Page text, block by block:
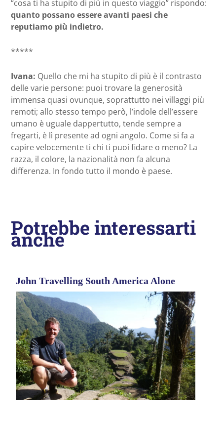
“cosa ti ha stupito di più in questo viaggio” rispondo:
quanto possano essere avanti paesi che
reputiamo più indietro.
*****
Ivana: Quello che mi ha stupito di più è il contrasto
delle varie persone: puoi trovare la generosità
immensa quasi ovunque, soprattutto nei villaggi più
remoti; allo stesso tempo però, l’indole dell’essere
umano è uguale dappertutto, tende sempre a
fregarti, è lì presente ad ogni angolo. Come si fa a
capire velocemente ti chi ti puoi fidare o meno? La
razza, il colore, la nazionalità non fa alcuna
differenza. In fondo tutto il mondo è paese.
Potrebbe interessarti
anche
John Travelling South America Alone